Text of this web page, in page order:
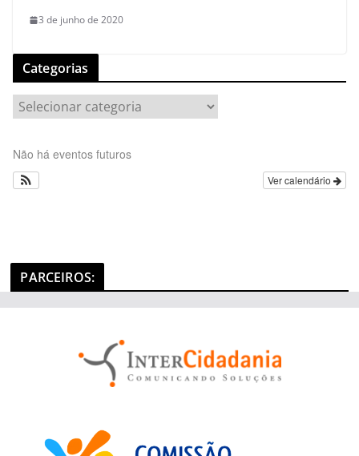
3 de junho de 2020
Categorias
a
e
g
a
Não há eventos futuros
Ver calendário
PARCEIROS: